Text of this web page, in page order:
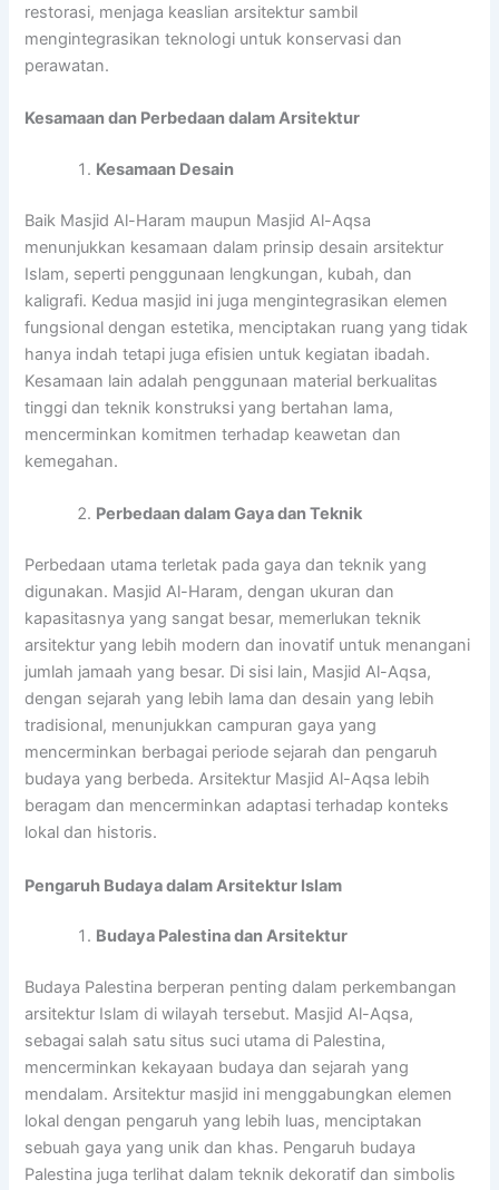
restorasi, menjaga keaslian arsitektur sambil
mengintegrasikan teknologi untuk konservasi dan
perawatan.
Kesamaan dan Perbedaan dalam Arsitektur
Kesamaan Desain
Baik Masjid Al-Haram maupun Masjid Al-Aqsa
menunjukkan kesamaan dalam prinsip desain arsitektur
Islam, seperti penggunaan lengkungan, kubah, dan
kaligrafi. Kedua masjid ini juga mengintegrasikan elemen
fungsional dengan estetika, menciptakan ruang yang tidak
hanya indah tetapi juga efisien untuk kegiatan ibadah.
Kesamaan lain adalah penggunaan material berkualitas
tinggi dan teknik konstruksi yang bertahan lama,
mencerminkan komitmen terhadap keawetan dan
kemegahan.
Perbedaan dalam Gaya dan Teknik
Perbedaan utama terletak pada gaya dan teknik yang
digunakan. Masjid Al-Haram, dengan ukuran dan
kapasitasnya yang sangat besar, memerlukan teknik
arsitektur yang lebih modern dan inovatif untuk menangani
jumlah jamaah yang besar. Di sisi lain, Masjid Al-Aqsa,
dengan sejarah yang lebih lama dan desain yang lebih
tradisional, menunjukkan campuran gaya yang
mencerminkan berbagai periode sejarah dan pengaruh
budaya yang berbeda. Arsitektur Masjid Al-Aqsa lebih
beragam dan mencerminkan adaptasi terhadap konteks
lokal dan historis.
Pengaruh Budaya dalam Arsitektur Islam
Budaya Palestina dan Arsitektur
Budaya Palestina berperan penting dalam perkembangan
arsitektur Islam di wilayah tersebut. Masjid Al-Aqsa,
sebagai salah satu situs suci utama di Palestina,
mencerminkan kekayaan budaya dan sejarah yang
mendalam. Arsitektur masjid ini menggabungkan elemen
lokal dengan pengaruh yang lebih luas, menciptakan
sebuah gaya yang unik dan khas. Pengaruh budaya
Palestina juga terlihat dalam teknik dekoratif dan simbolis